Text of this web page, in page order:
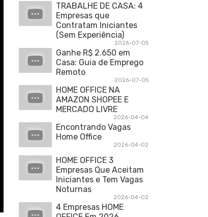
TRABALHE DE CASA: 4
Empresas que
Contratam Iniciantes
(Sem Experiência)
2026-07-05
Ganhe R$ 2.650 em
Casa: Guia de Emprego
Remoto
2026-07-05
HOME OFFICE NA
AMAZON SHOPEE E
MERCADO LIVRE
2026-04-04
Encontrando Vagas
Home Office
2026-04-02
HOME OFFICE 3
Empresas Que Aceitam
Iniciantes e Tem Vagas
Noturnas
2026-04-02
4 Empresas HOME